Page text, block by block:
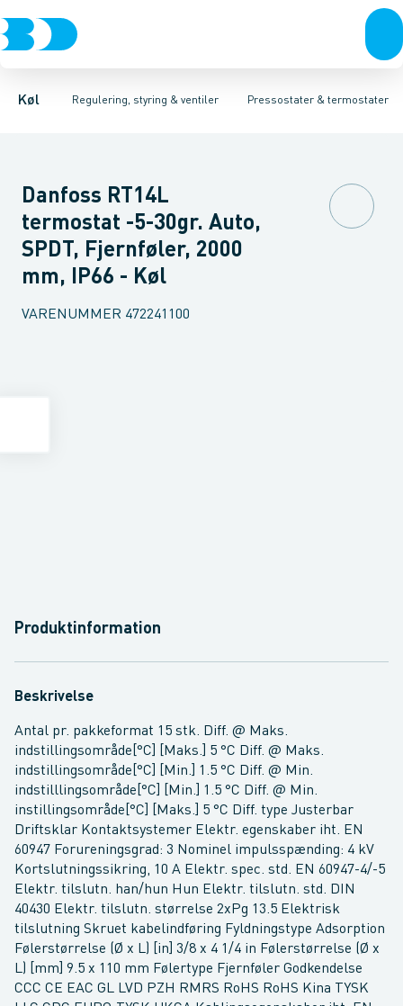
Køl Regulering, styring & ventiler
KompressorerKondenseringsaggregaterFordampere
Pressostater & termostater
Pressostater & termostaterSensorer & transmitterer
PressostaterDifferens pressostater Termostater
Danfoss RT14L
termostat -5-30gr. Auto,
SPDT, Fjernføler, 2000
mm, IP66 - Køl
VARENUMMER 472241100
Produktinformation
Beskrivelse
Antal pr. pakkeformat 15 stk. Diff. @ Maks.
indstillingsområde[°C] [Maks.] 5 °C Diff. @ Maks.
indstillingsområde[°C] [Min.] 1.5 °C Diff. @ Min.
indstilllingsområde[°C] [Min.] 1.5 °C Diff. @ Min.
instillingsområde[°C] [Maks.] 5 °C Diff. type Justerbar
Driftsklar Kontaktsystemer Elektr. egenskaber iht. EN
60947 Forureningsgrad: 3 Nominel impulsspænding: 4 kV
Kortslutningssikring, 10 A Elektr. spec. std. EN 60947-4/-5
Elektr. tilslutn. han/hun Hun Elektr. tilslutn. std. DIN
40430 Elektr. tilslutn. størrelse 2xPg 13.5 Elektrisk
tilslutning Skruet kabelindføring Fyldningstype Adsorption
Følerstørrelse (Ø x L) [in] 3/8 x 4 1/4 in Følerstørrelse (Ø x
L) [mm] 9.5 x 110 mm Følertype Fjernføler Godkendelse
CCC CE EAC GL LVD PZH RMRS RoHS RoHS Kina TYSK